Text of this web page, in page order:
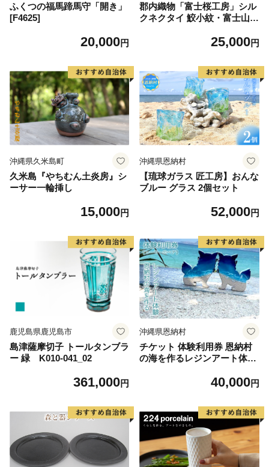
ふくつの福馬蹄馬守「開き」
[F4625]
20,000円
郡内織物「富士桜工房」シル
クネクタイ 鮫小紋・富士山
25,000円
沖縄県久米島町
久米島『やちむん土炎房』シ
ーサー一輪挿し
15,000円
沖縄県恩納村
【琉球ガラス 匠工房】おんな
ブルー グラス 2個セット
52,000円
鹿児島県鹿児島市
島津薩摩切子 トールタンブラ
ー 緑 K010-041_02
361,000円
沖縄県恩納村
チケット 体験利用券 恩納村
の海を作るレジンアート体験
アート 雑貨 日用品 人気 おす
40,000円